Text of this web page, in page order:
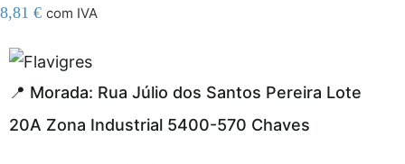
8,81 € com IVA
resmi adresi
📍 Morada: Rua Júlio dos Santos Pereira Lote
20A Zona Industrial 5400-570 Chaves